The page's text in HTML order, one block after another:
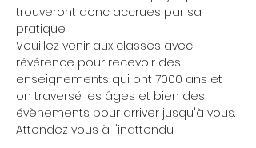
trouveront donc accrues par sa
pratique.
Veuillez venir aux classes avec
révérence pour recevoir des
enseignements qui ont 7000 ans et
on traversé les âges et bien des
évènements pour arriver jusqu'à vous.
Attendez vous à l'inattendu.